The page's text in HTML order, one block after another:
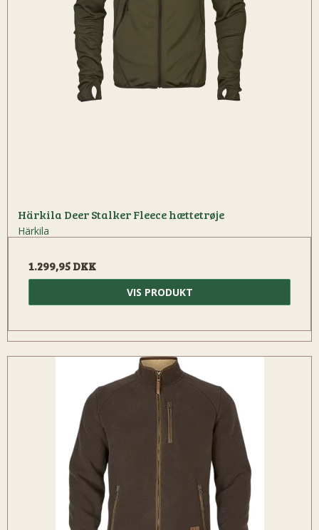
Härkila Deer Stalker Fleece hættetrøje
Härkila
1.299,95 DKK
VIS PRODUKT